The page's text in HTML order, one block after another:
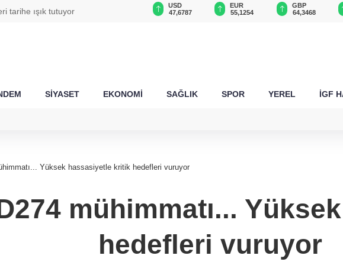
tarihi değişti13.779,39
EUR
55,1254
GBP
64,3468
CHF
59,0083
SİYASET EKONOMİ SAĞLIK SPOR YEREL İGF
Yüksek hassasiyetle kritik hedefleri vuruyor
mühimmatı...
hedefleri vuruyor